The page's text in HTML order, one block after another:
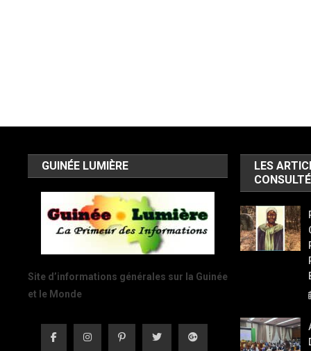
GUINÉE LUMIÈRE
Site d’informations générales sur la Guinée
et le Monde
LES